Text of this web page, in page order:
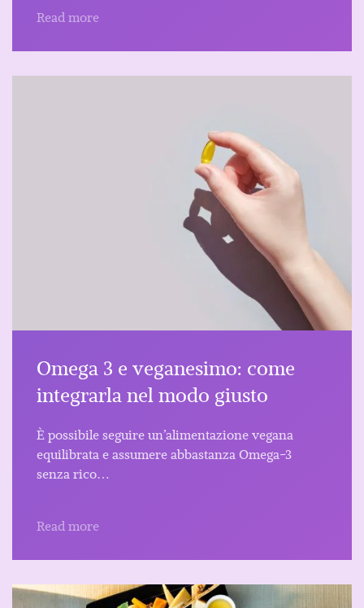
Read more
Omega 3 e veganesimo: come
integrarla nel modo giusto
È possibile seguire un’alimentazione vegana
equilibrata e assumere abbastanza Omega-3
senza rico…
Read more